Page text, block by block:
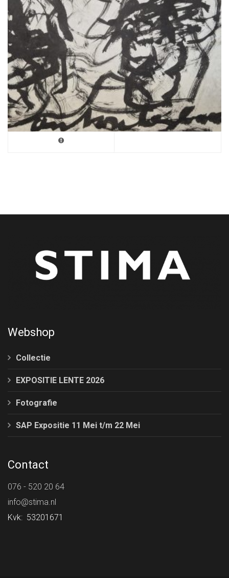
Webshop
Collectie
EXPOSITIE LENTE 2026
Fotografie
SAP Expositie 11 Mei t/m 22 Mei
Contact
076 - 520 20 64
info@stima.nl
Kvk: 53201671